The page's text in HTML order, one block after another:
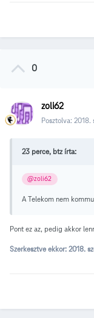
0
zoli62
Posztolva: 2018.
23 perce, btz írta:
@zoli62
A Telekom nem
Pont ez az, pedig akkor
Szerkesztve ekkor: 2018.